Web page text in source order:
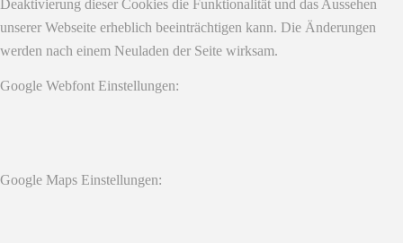
Deaktivierung dieser Cookies die Funktionalität und das Aussehen
unserer Webseite erheblich beeinträchtigen kann. Die Änderungen
werden nach einem Neuladen der Seite wirksam.
Google Webfont Einstellungen:
Google Maps Einstellungen: